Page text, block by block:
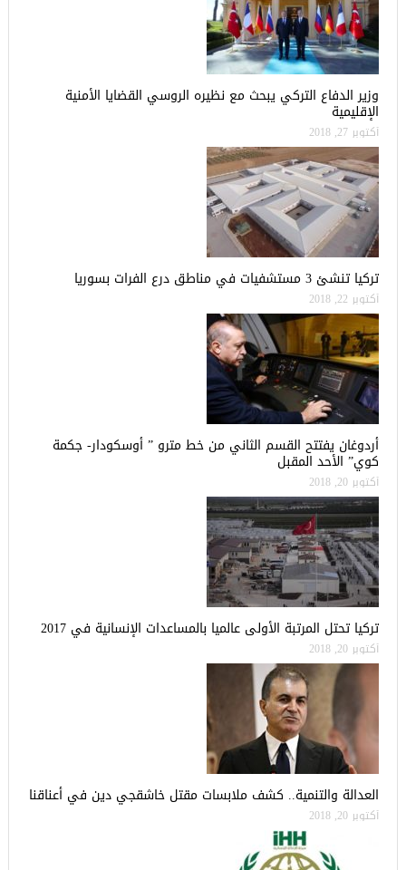
وزير الدفاع التركي يبحث مع نظيره الروسي القضايا الأمنية
الإقليمية
أكتوبر 27, 2018
تركيا تنشئ 3 مستشفيات في مناطق درع الفرات بسوريا
أكتوبر 22, 2018
أردوغان يفتتح القسم الثاني من خط مترو ” أوسكودار- جكمة
كوي” الأحد المقبل
أكتوبر 20, 2018
تركيا تحتل المرتبة الأولى عالميا بالمساعدات الإنسانية في 2017
أكتوبر 20, 2018
العدالة والتنمية.. كشف ملابسات مقتل خاشقجي دين في أعناقنا
أكتوبر 20, 2018